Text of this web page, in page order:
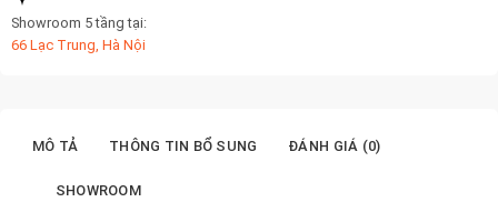
Showroom 5 tầng tại:
66 Lạc Trung, Hà Nội
MÔ TẢ THÔNG TIN BỔ SUNG ĐÁNH GIÁ (0)
SHOWROOM